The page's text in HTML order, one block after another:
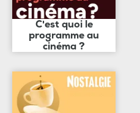
C'est quoi le
programme au
cinéma ?